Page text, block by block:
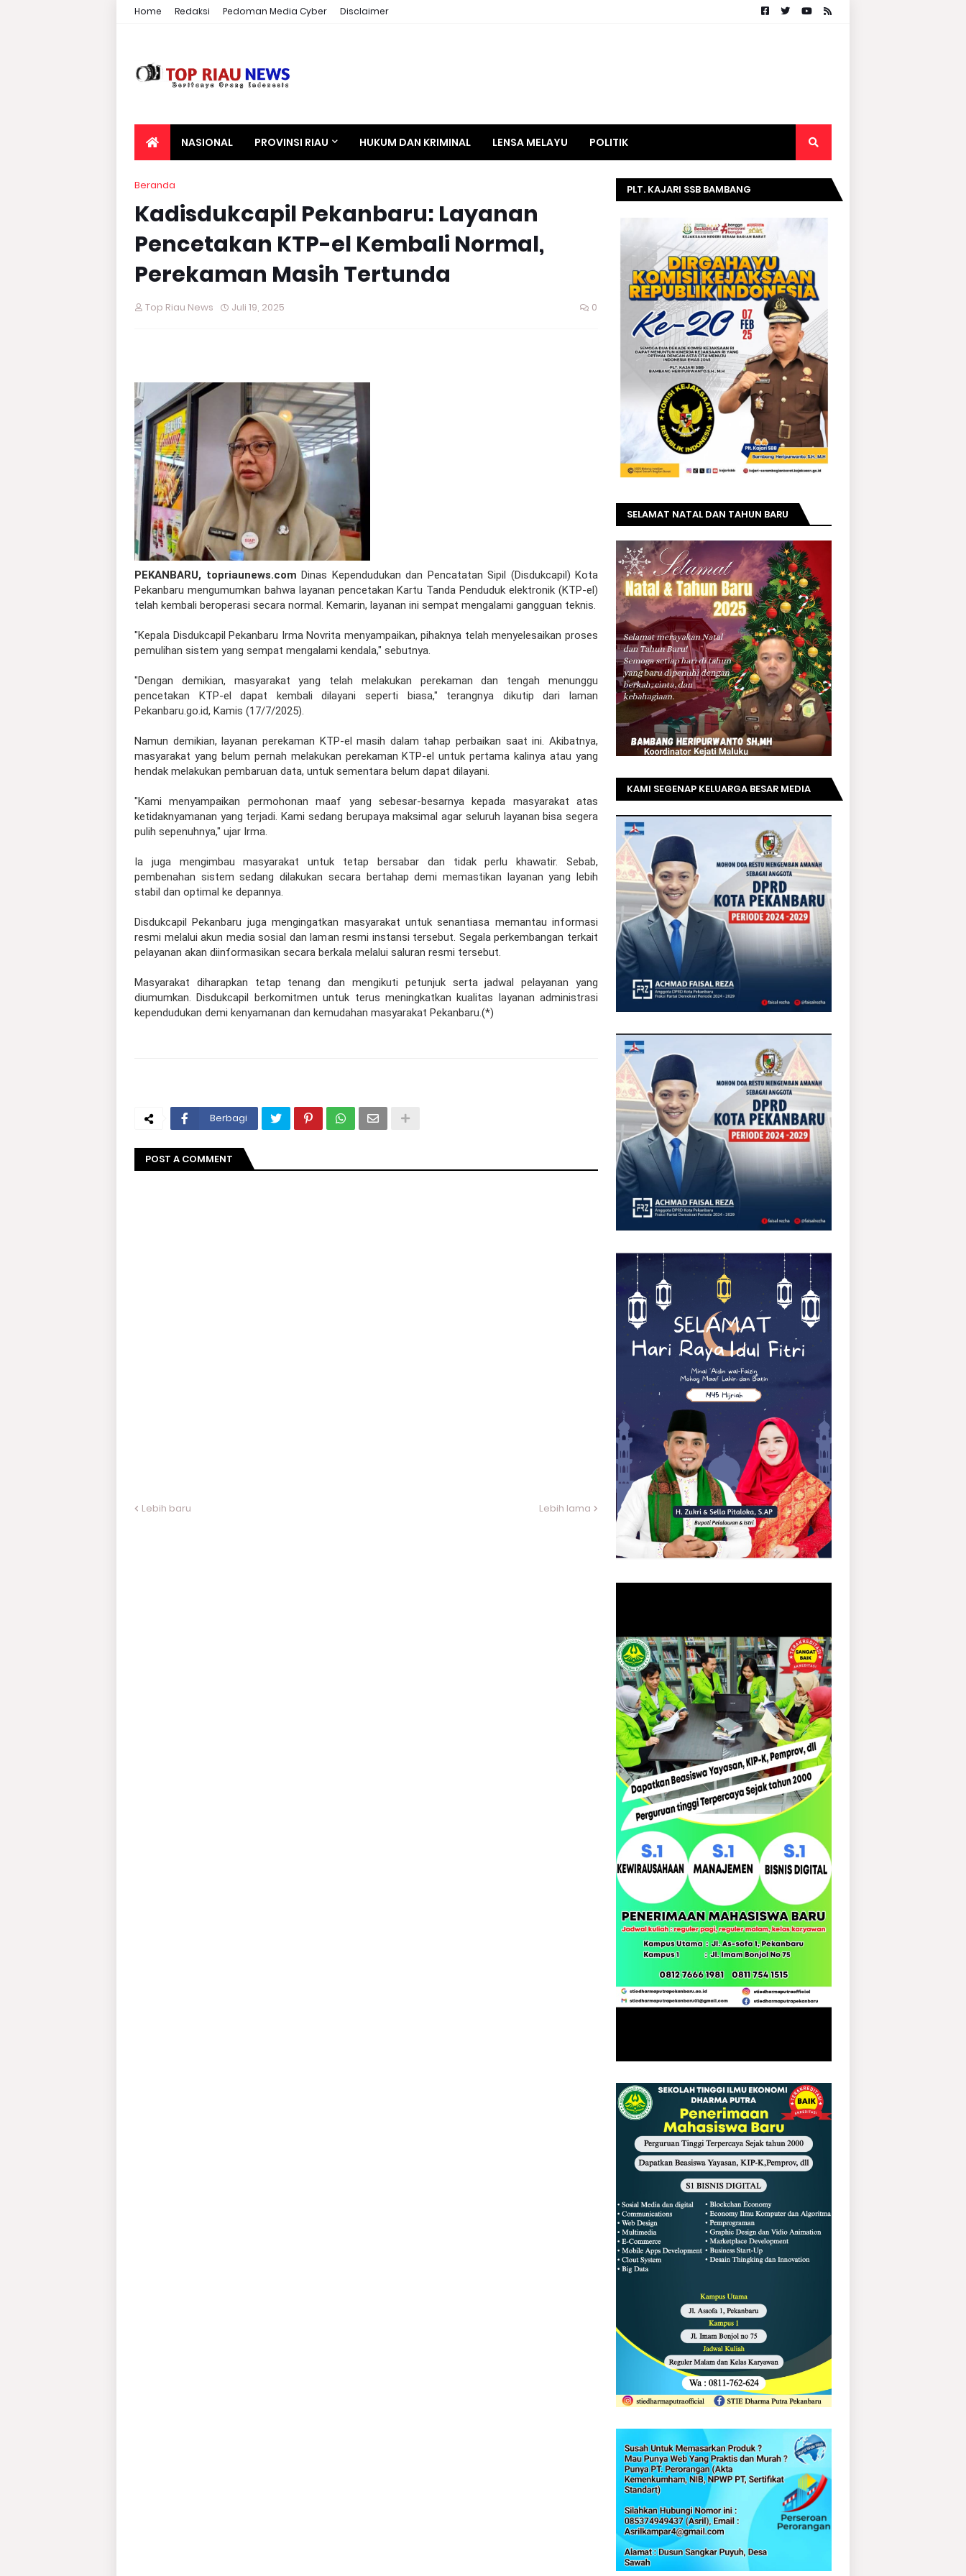
Home Redaksi Pedoman Media Cyber Disclaimer
NASIONAL PROVINSI RIAU HUKUM DAN KRIMINAL LENSA MELAYU POLITIK
Beranda
Kadisdukcapil Pekanbaru: Layanan
Pencetakan KTP-el Kembali Normal,
Perekaman Masih Tertunda
Top Riau News Juli 19, 2025 0
PEKANBARU, topriaunews.com Dinas Kependudukan dan Pencatatan Sipil (Disdukcapil) Kota
Pekanbaru mengumumkan bahwa layanan pencetakan Kartu Tanda Penduduk elektronik (KTP-el)
telah kembali beroperasi secara normal. Kemarin, layanan ini sempat mengalami gangguan teknis.
"Kepala Disdukcapil Pekanbaru Irma Novrita menyampaikan, pihaknya telah menyelesaikan proses
pemulihan sistem yang sempat mengalami kendala," sebutnya.
"Dengan demikian, masyarakat yang telah melakukan perekaman dan tengah menunggu
pencetakan KTP-el dapat kembali dilayani seperti biasa," terangnya dikutip dari laman
Pekanbaru.go.id, Kamis (17/7/2025).
Namun demikian, layanan perekaman KTP-el masih dalam tahap perbaikan saat ini. Akibatnya,
masyarakat yang belum pernah melakukan perekaman KTP-el untuk pertama kalinya atau yang
hendak melakukan pembaruan data, untuk sementara belum dapat dilayani.
"Kami menyampaikan permohonan maaf yang sebesar-besarnya kepada masyarakat atas
ketidaknyamanan yang terjadi. Kami sedang berupaya maksimal agar seluruh layanan bisa segera
pulih sepenuhnya," ujar Irma.
Ia juga mengimbau masyarakat untuk tetap bersabar dan tidak perlu khawatir. Sebab,
pembenahan sistem sedang dilakukan secara bertahap demi memastikan layanan yang lebih
stabil dan optimal ke depannya.
Disdukcapil Pekanbaru juga mengingatkan masyarakat untuk senantiasa memantau informasi
resmi melalui akun media sosial dan laman resmi instansi tersebut. Segala perkembangan terkait
pelayanan akan diinformasikan secara berkala melalui saluran resmi tersebut.
Masyarakat diharapkan tetap tenang dan mengikuti petunjuk serta jadwal pelayanan yang
diumumkan. Disdukcapil berkomitmen untuk terus meningkatkan kualitas layanan administrasi
kependudukan demi kenyamanan dan kemudahan masyarakat Pekanbaru.(*)
Berbagi
POST A COMMENT
Lebih baru Lebih lama
PLT. KAJARI SSB BAMBANG
SELAMAT DIRGAHAYU KOMISI
KEJAKSAAN RI KE- 20 TAHUN.
SELAMAT NATAL DAN TAHUN BARU
KAMI SEGENAP KELUARGA BESAR MEDIA
SELAMAT KEPADA BAPAK ACHMAD FAISAL
REZ